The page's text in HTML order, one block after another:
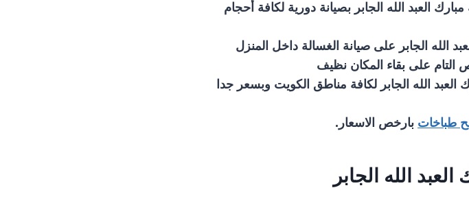
العبد الله الجابر بصيانة دورية لكافة أحجام
الله الجابر على صيانة الغسالة داخل المنزل
التام على بقاء المكان نظيف
الله الجابر لكافة مناطق الكويت وبسعر جدا
طباخات بارخص الاسعار.
الله الجابر